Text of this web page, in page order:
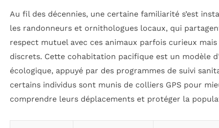
Au fil des décennies, une certaine familiarité s’est
les randonneurs et ornithologues locaux, qui
respect mutuel avec ces animaux parfois curieux
discrets. Cette cohabitation pacifique est un modèle
écologique, appuyé par des programmes de suivi
certains individus sont munis de colliers GPS pour
comprendre leurs déplacements et protéger la